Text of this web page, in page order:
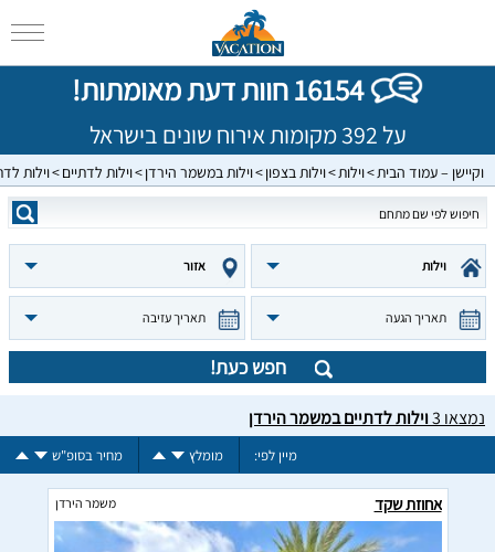
16154 חוות דעת מאומתות!
על 392 מקומות אירוח שונים בישראל
וקיישן – עמוד הבית וילות וילות בצפון וילות במשמר הירדן וילות לדתיים וילות
וילות אזור
תאריך הגעה תאריך עזיבה
חפש כעת!
נמצאו 3וילות לדתיים במשמר הירדן
מיין לפי: מומלץ מחיר בסופ"ש
אחוזת שקד משמר הירדן